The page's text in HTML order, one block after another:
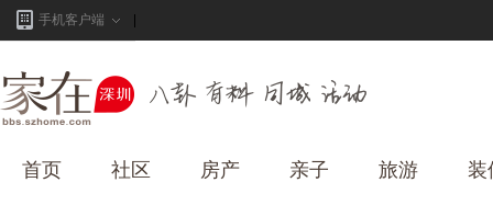
手机客户端
首页 社区 房产 亲子 旅游 装